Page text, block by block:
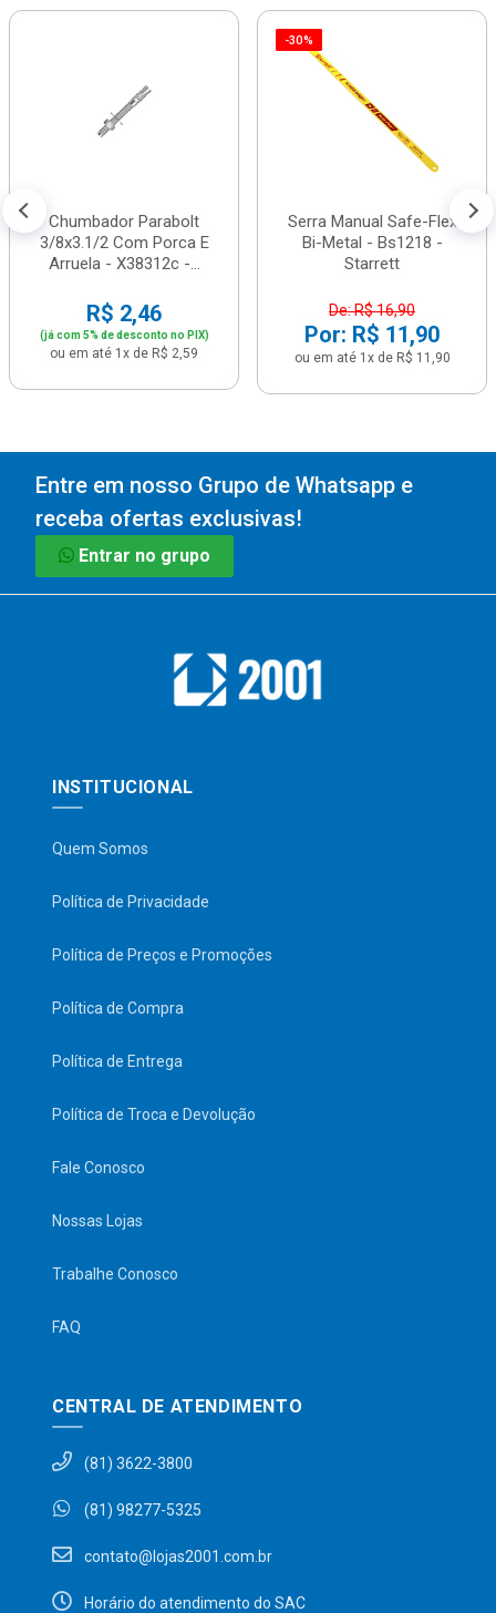
Chumbador Parabolt
3/8x3.1/2 Com Porca E
Arruela - X38312c -...
R$ 2,46
(já com 5% de desconto no PIX)
ou em até 1x de R$ 2,59
-30%
Serra Manual Safe-Flex
Bi-Metal - Bs1218 -
Starrett
De: R$ 16,90
Por: R$ 11,90
ou em até 1x de R$ 11,90
Entre em nosso Grupo de Whatsapp e
receba ofertas exclusivas!
Entrar no grupo
INSTITUCIONAL
Quem Somos
Política de Privacidade
Política de Preços e Promoções
Política de Compra
Política de Entrega
Política de Troca e Devolução
Fale Conosco
Nossas Lojas
Trabalhe Conosco
FAQ
CENTRAL DE ATENDIMENTO
(81) 3622-3800
(81) 98277-5325
contato@lojas2001.com.br
Horário do atendimento do SAC